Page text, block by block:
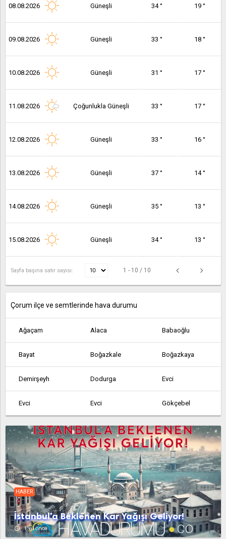
08.08.2026 Güneşli 34 ° 19 °
09.08.2026 Güneşli 33 ° 18 °
10.08.2026 Güneşli 31 ° 17 °
11.08.2026 Çoğunlukla Güneşli 33 ° 17 °
12.08.2026 Güneşli 33 ° 16 °
13.08.2026 Güneşli 37 ° 14 °
14.08.2026 Güneşli 35 ° 13 °
15.08.2026 Güneşli 34 ° 13 °
Sayfa başına satır sayısı: 1 - 10 / 10
Çorum ilçe ve semtlerinde hava durumu
Ağaçam Alaca Babaoğlu
Bayat Boğazkale Boğazkaya
Demirşeyh Dodurga Evci
Evci Evci Gökçebel
Hacıhasanoğlu Hamamözü İskilip
Kâmil Kargı Mecitözü
Ortaköy Osmancık Ovacıksuyu
Sungurlu Uğurludağ Abdullah
Acipinar Agacam Agcakoyun
HABER
İstanbul'a Beklenen Kar Yağışı Geliyor!
access_time 1 yıl önce